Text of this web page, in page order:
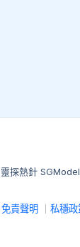
探熱針
免責聲明 私穩政